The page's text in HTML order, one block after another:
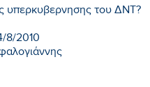
υπερκυβερνησης του ΔΝΤ?
8/2010